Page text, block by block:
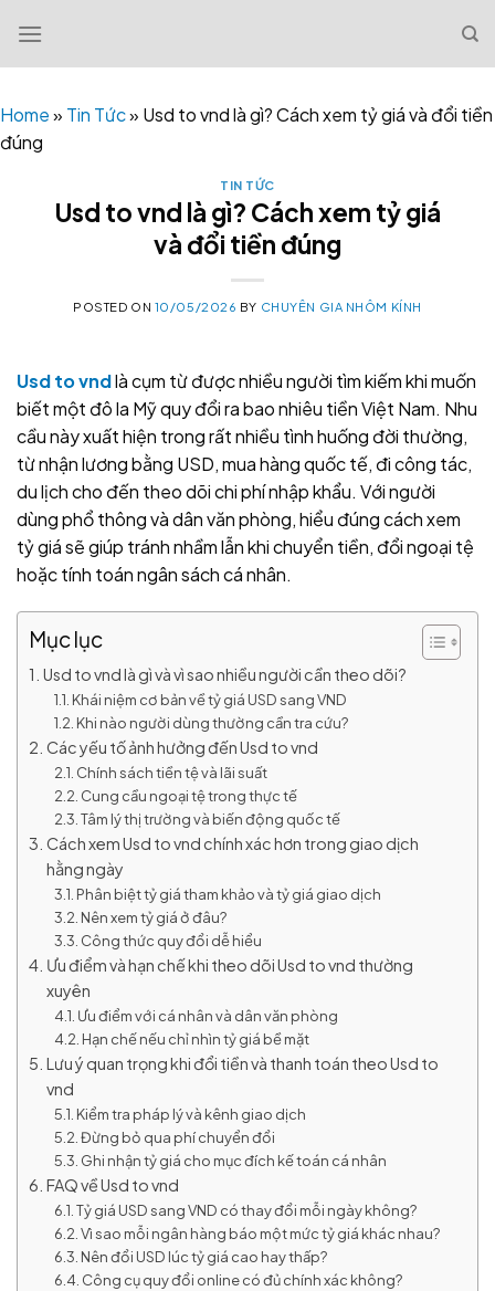
content
Home» Tin Tức» Usd to vnd là gì? Cách xem tỷ giá và đổi tiền
đúng
TIN TỨC
Usd to vnd là gì? Cách xem tỷ giá
và đổi tiền đúng
POSTED ON 10/05/2026 BY CHUYÊN GIA NHÔM KÍNH
Usd to vndlà cụm từ được nhiều người tìm kiếm khi muốn
biết một đô la Mỹ quy đổi ra bao nhiêu tiền Việt Nam. Nhu
cầu này xuất hiện trong rất nhiều tình huống đời thường,
từ nhận lương bằng USD, mua hàng quốc tế, đi công tác,
du lịch cho đến theo dõi chi phí nhập khẩu. Với người
dùng phổ thông và dân văn phòng, hiểu đúng cách xem
tỷ giá sẽ giúp tránh nhầm lẫn khi chuyển tiền, đổi ngoại tệ
hoặc tính toán ngân sách cá nhân.
Mục lục
Usd to vnd là gì và vì sao nhiều người cần theo dõi?
Khái niệm cơ bản về tỷ giá USD sang VND
Khi nào người dùng thường cần tra cứu?
Các yếu tố ảnh hưởng đến Usd to vnd
Chính sách tiền tệ và lãi suất
Cung cầu ngoại tệ trong thực tế
Tâm lý thị trường và biến động quốc tế
Cách xem Usd to vnd chính xác hơn trong giao dịch
hằng ngày
Phân biệt tỷ giá tham khảo và tỷ giá giao dịch
Nên xem tỷ giá ở đâu?
Công thức quy đổi dễ hiểu
Ưu điểm và hạn chế khi theo dõi Usd to vnd thường
xuyên
Ưu điểm với cá nhân và dân văn phòng
Hạn chế nếu chỉ nhìn tỷ giá bề mặt
Lưu ý quan trọng khi đổi tiền và thanh toán theo Usd to
vnd
Kiểm tra pháp lý và kênh giao dịch
Đừng bỏ qua phí chuyển đổi
Ghi nhận tỷ giá cho mục đích kế toán cá nhân
FAQ về Usd to vnd
Tỷ giá USD sang VND có thay đổi mỗi ngày không?
Vì sao mỗi ngân hàng báo một mức tỷ giá khác nhau?
Nên đổi USD lúc tỷ giá cao hay thấp?
Công cụ quy đổi online có đủ chính xác không?